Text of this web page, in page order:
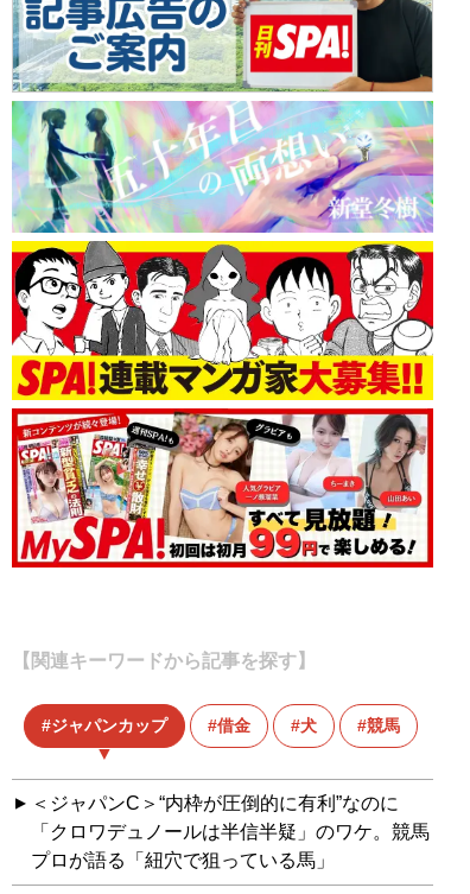
【関連キーワードから記事を探す】
ジャパンカップ 借金 犬 競馬
＜ジャパンC＞“内枠が圧倒的に有利”なのに
「クロワデュノールは半信半疑」のワケ。競馬
プロが語る「紐穴で狙っている馬」